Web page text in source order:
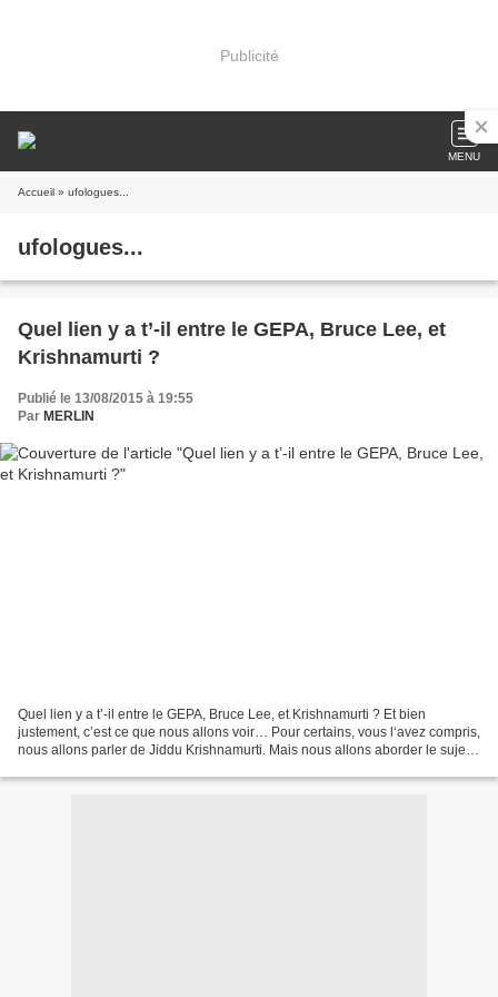
Publicité
MENU
Accueil » ufologues...
ufologues...
Quel lien y a t’-il entre le GEPA, Bruce Lee, et
Krishnamurti ?
Publié le 13/08/2015 à 19:55
Par MERLIN
Quel lien y a t’-il entre le GEPA, Bruce Lee, et Krishnamurti ? Et bien
justement, c’est ce que nous allons voir… Pour certains, vous l‘avez compris,
nous allons parler de Jiddu Krishnamurti. Mais nous allons aborder le sujet